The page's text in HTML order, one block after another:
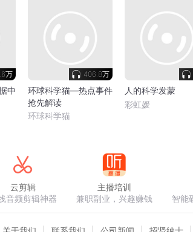
万
中
406.8万
环球科学猫—热点事件
抢先解读
环球科学猫
人的科学发蒙
彩虹媛
云剪辑
音频剪辑神器
主播培训
兼职副业，兴趣赚钱
智能